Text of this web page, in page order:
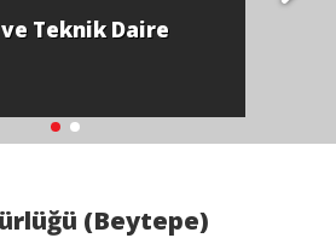
ve Teknik Daire
(Beytepe)